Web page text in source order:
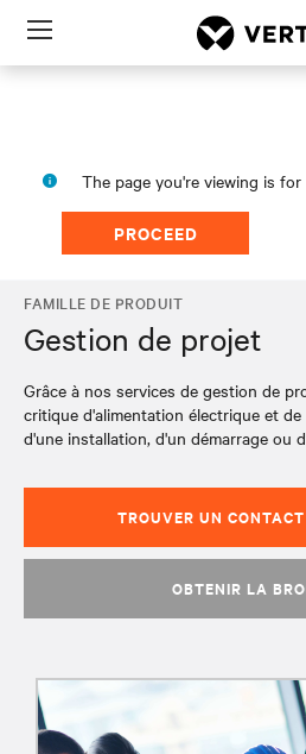
Menu
The page you're viewing is for
PROCEED
FAMILLE DE PRODUIT
Gestion de projet
Grâce à nos services de gestion de
critique d'alimentation électrique et
d'une installation, d'un démarrage ou
TROUVER UN
OBTENIR LA